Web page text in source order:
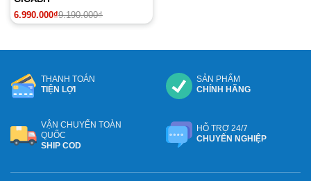
9.190.000₫
Giá
gốc
6.990.000₫
Giá
hiện
THANH TOÁN
TIỆN LỢI
SẢN PHẨM
CHÍNH HÃNG
VẬN CHUYỂN TOÀN
QUỐC
SHIP COD
HỖ TRỢ 24/7
CHUYÊN NGHIỆP